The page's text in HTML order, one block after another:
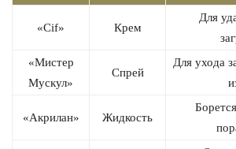
«Cif» Крем
Для
«Мистер
Мускул»
Спрей
Для ухода
«Акрилан» Жидкость